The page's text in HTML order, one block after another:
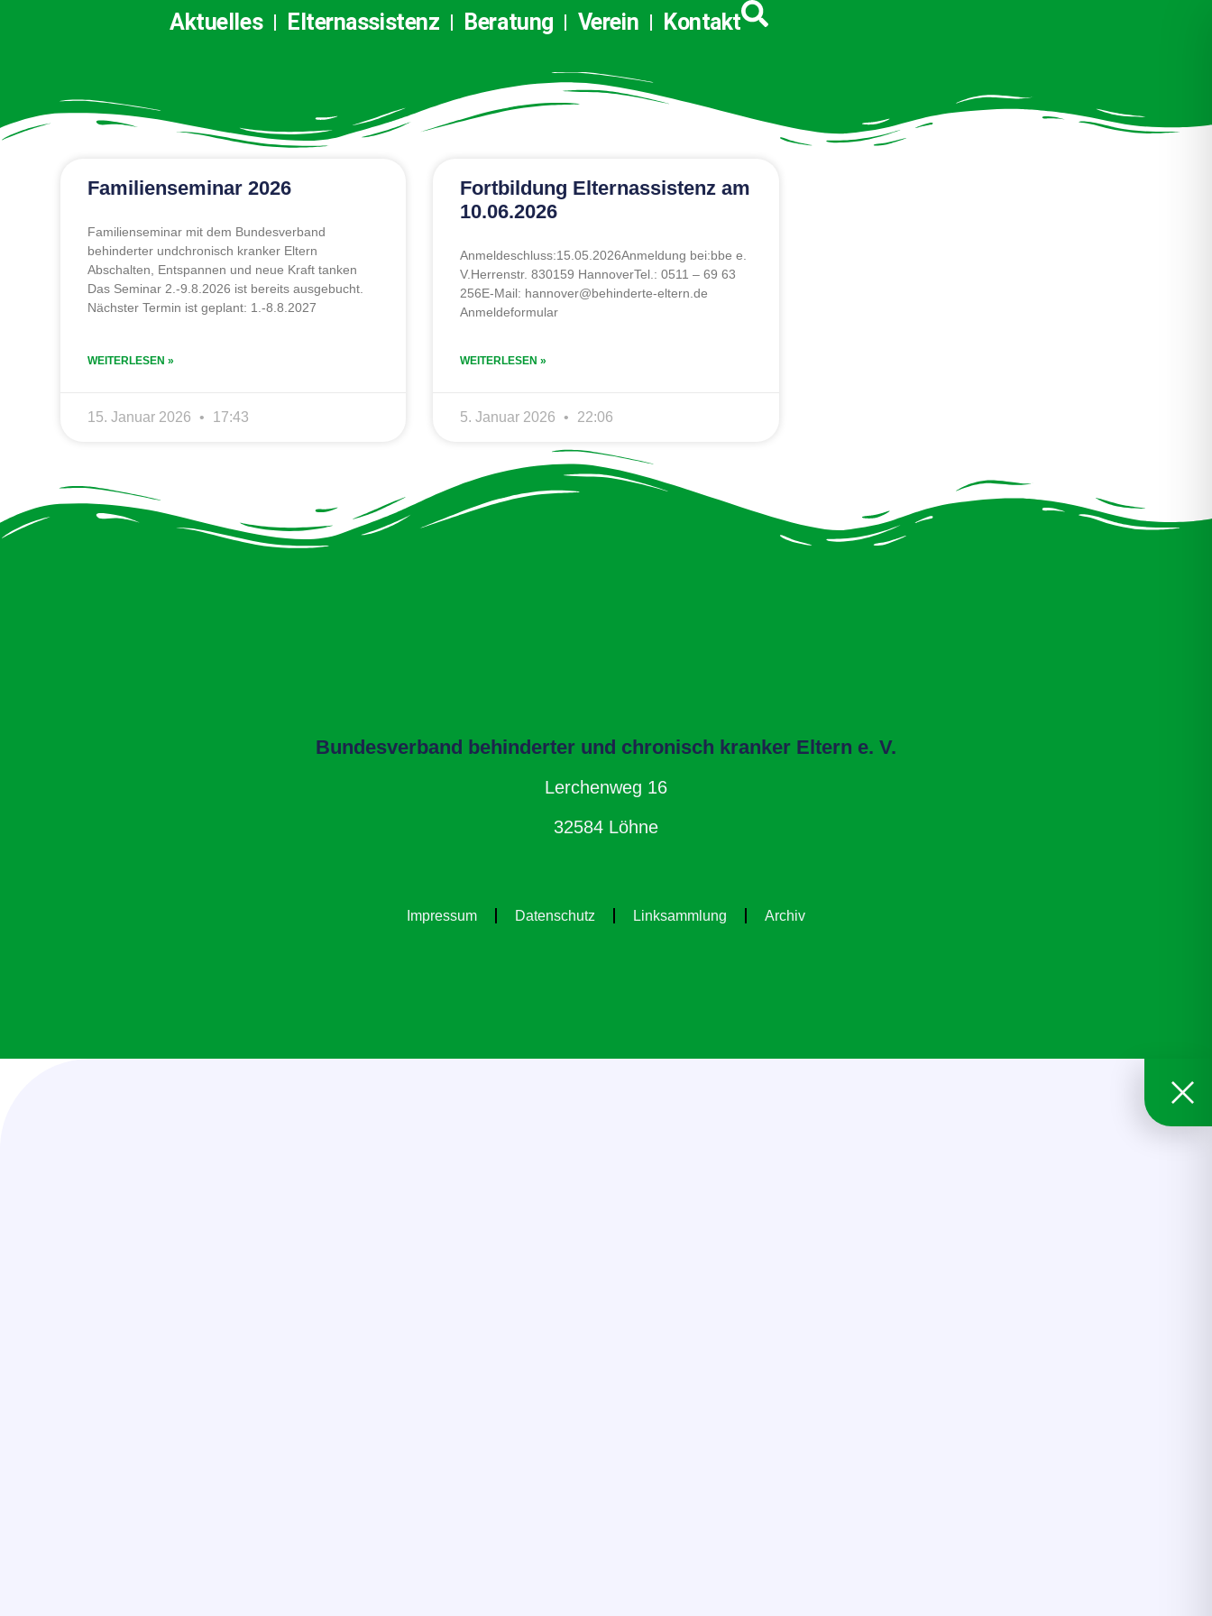
Aktuelles Elternassistenz Beratung Verein Kontakt
Veranstaltung
Familienseminar 2026
Familienseminar mit dem Bundesverband
behinderter undchronisch kranker Eltern
Abschalten, Entspannen und neue Kraft tanken
Das Seminar 2.-9.8.2026 ist bereits ausgebucht.
Nächster Termin ist geplant: 1.-8.8.2027
WEITERLESEN »
15. Januar 2026 17:43
Fortbildung Elternassistenz am
10.06.2026
Anmeldeschluss:15.05.2026Anmeldung bei:bbe e.
V.Herrenstr. 830159 HannoverTel.: 0511 – 69 63
256E-Mail: hannover@behinderte-eltern.de
Anmeldeformular
WEITERLESEN »
5. Januar 2026 22:06
Bundesverband behinderter und chronisch kranker Eltern e. V.
Lerchenweg 16
32584 Löhne
Impressum Datenschutz Linksammlung Archiv